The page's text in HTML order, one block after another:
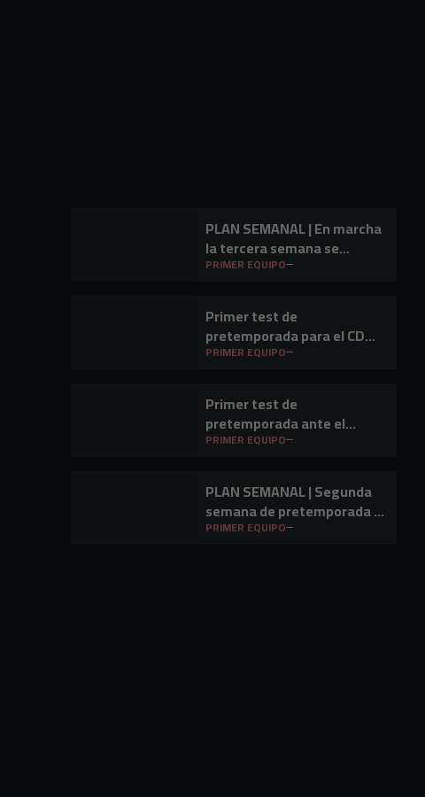
PLAN SEMANAL | En marcha
la tercera semana se
preparación
PRIMER EQUIPO
Primer test de
pretemporada para el CD
Mirandés en Lasesarre
PRIMER EQUIPO
Primer test de
pretemporada ante el
Barakaldo CF
PRIMER EQUIPO
PLAN SEMANAL | Segunda
semana de pretemporada y
primer amistoso a la vista
PRIMER EQUIPO